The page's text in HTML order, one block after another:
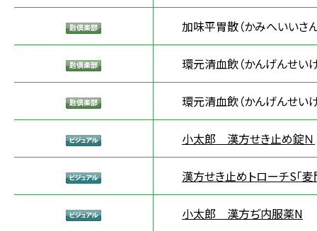
加味平胃散（かみへいいさ
環元清血飲（かんげんせい
環元清血飲（かんげんせい
小太郎 漢方せき止め錠Ｎ
漢方せき止めトローチS「麦
小太郎 漢方ぢ内服薬N